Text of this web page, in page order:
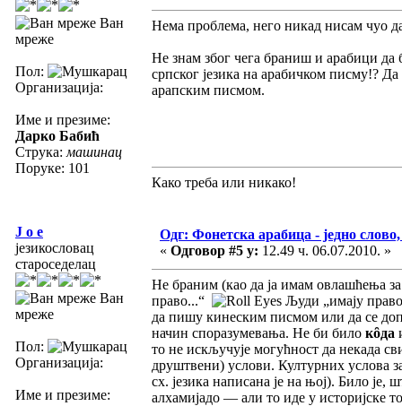
Ван
мреже
Пол:
Организација:
Име и презиме:
Дарко Бабић
Струка: машинац
Поруке: 101
Нема проблема, него никад нисам чуо
Не знам због чега браниш и арабици
српског језика на арабичком писму!?
арапским писмом.
Како треба или никако!
J o e
језикословац
староседелац
Ван
мреже
Пол:
Организација:
Име и презиме:
Одг: Фонетска арабица - једно слово,
« Одговор #5 у: 12.49 ч. 06.07.2010. »
Не браним (као да ја имам овлашћења
право...“
Људи „имају
да пишу кинеским писмом или да се
начин споразумевања. Не би било кȏда
то не искључује могућност да некада
друштвени) услови. Културних услова
сх. језика написана је на њој). Било
алхамијадо — али то иде у историјске